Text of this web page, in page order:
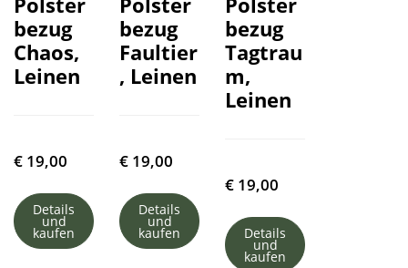
bezug
Chaos,
Leinen
€ 19,00
Details
und
kaufen
bezug
Faultier
, Leinen
€ 19,00
Details
und
kaufen
bezug
Tagtrau
m,
Leinen
€ 19,00
Details
und
kaufen